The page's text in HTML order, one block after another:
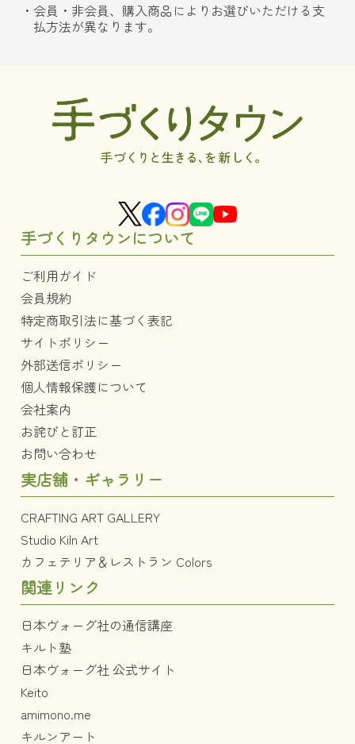
会員・非会員、購入商品によりお選びいただける支
払方法が異なります。
手づくりタウンについて
ご利用ガイド
会員規約
特定商取引法に基づく表記
サイトポリシー
外部送信ポリシー
個人情報保護について
会社案内
お詫びと訂正
お問い合わせ
実店舗・ギャラリー
CRAFTING ART GALLERY
Studio Kiln Art
カフェテリア＆レストラン Colors
関連リンク
日本ヴォーグ社の通信講座
キルト塾
日本ヴォーグ社 公式サイト
Keito
amimono.me
キルンアート